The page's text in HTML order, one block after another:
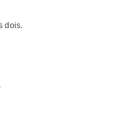
dois.